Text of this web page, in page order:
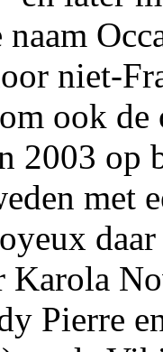
naam
niet-
ook
2003 op
met
Karola
Pierre